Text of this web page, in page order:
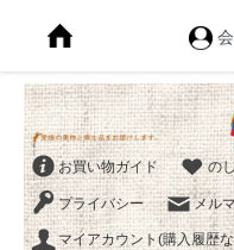
お買い物ガイド の
プライバシー メル
マイアカウント(購入履歴